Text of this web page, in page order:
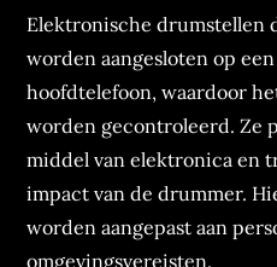
Elektronische drumstellen
worden aangesloten op
hoofdtelefoon, waardoor
worden gecontroleerd. Ze
middel van elektronica en
impact van de drummer.
worden aangepast aan
omgevingsvereisten.